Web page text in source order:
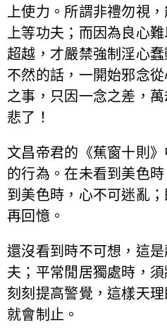
上使力。所謂非禮勿視
上等功夫；而因為良心
超越，才嚴禁強制淫心
不然的話，一開始邪念
之事，只因一念之差，
悲了！
文昌帝君的《蕉窗十則
的行為。在未看到美色
到美色時，心不可迷亂
再回憶。
還沒看到時不可想，這
夫；平常閒居獨處時，
刻刻提高警覺，這樣天
就會制止。